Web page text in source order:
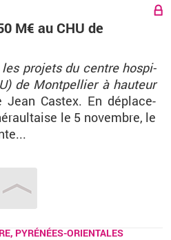
M€ au CHU de
les pro­jets du centre hos­pi­
de Mont­pel­lier à hau­teur
Jean Cas­tex. En dé­pla­ce­
le 5 no­vembre, le
PYRÉNÉES-ORIENTALES